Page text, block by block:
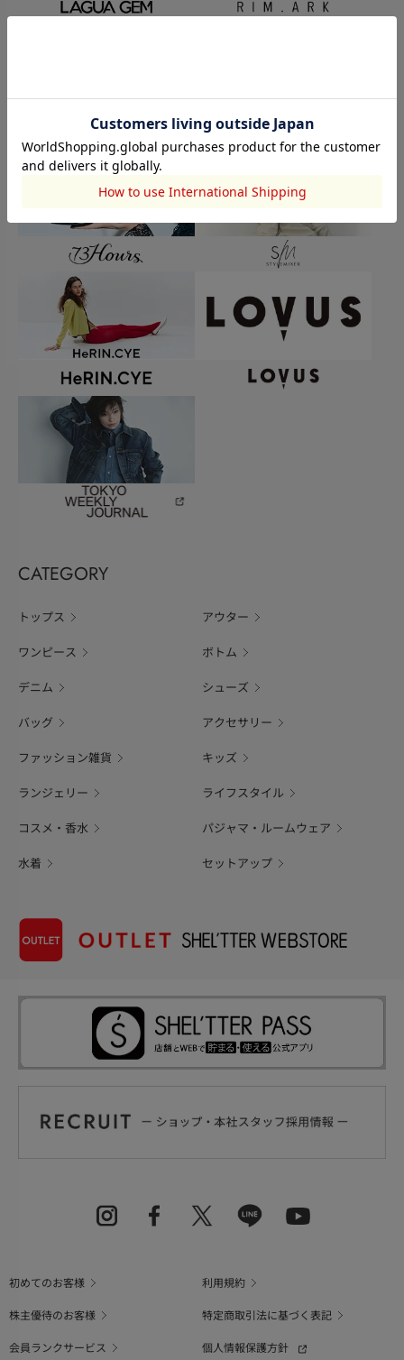
CATEGORY
トップス アウター
ワンピース ボトム
デニム シューズ
バッグ アクセサリー
ファッション雑貨 キッズ
ランジェリー ライフスタイル
コスメ・香水 パジャマ・ルームウェア
水着 セットアップ
初めてのお客様
利用規約
株主優待のお客様
特定商取引法に基づく表記
会員ランクサービス
個人情報保護方針